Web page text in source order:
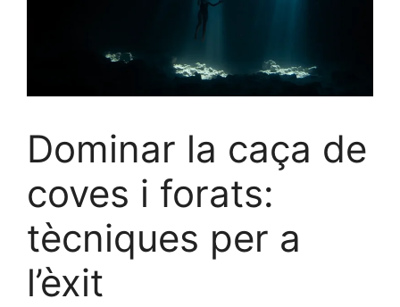
Dominar la caça de
coves i forats:
tècniques per a
l’èxit